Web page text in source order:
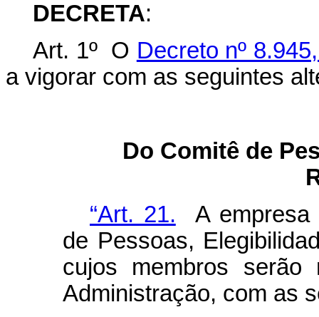
DECRETA:
Art. 1º O Decreto nº
a vigorar com as seguintes
Do Comitê de
“Art. 21. A empresa
de Pessoas,
cujos membros serão
Administração, com as